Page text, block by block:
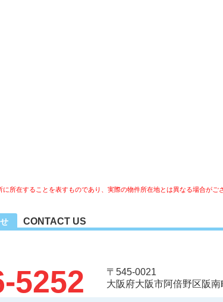
所在することを表すものであり、実際の物件所在地とは異なる場合がご
CONTACT US
5252
〒545-0021
大阪府大阪市阿倍野区阪